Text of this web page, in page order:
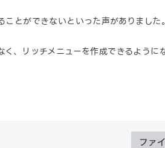
とができないといった声がありました。
、リッチメニューを作成できるように